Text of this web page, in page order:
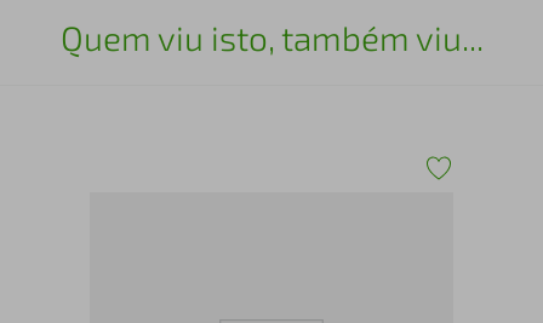
Quem viu isto, também viu...